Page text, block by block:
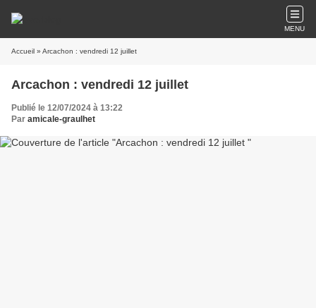
MENU
Accueil » Arcachon : vendredi 12 juillet
Arcachon : vendredi 12 juillet
Publié le 12/07/2024 à 13:22
Par amicale-graulhet